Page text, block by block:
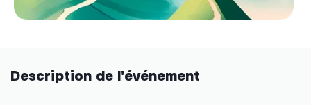
Description de l'événement